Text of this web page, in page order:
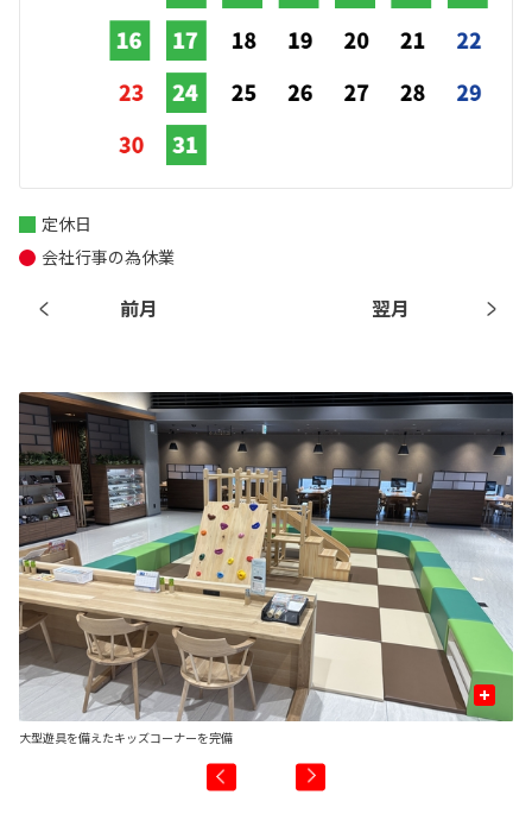
前月 翌月
定休日
会社行事の為休業
+
大型遊具を備えたキッズコーナーを完備